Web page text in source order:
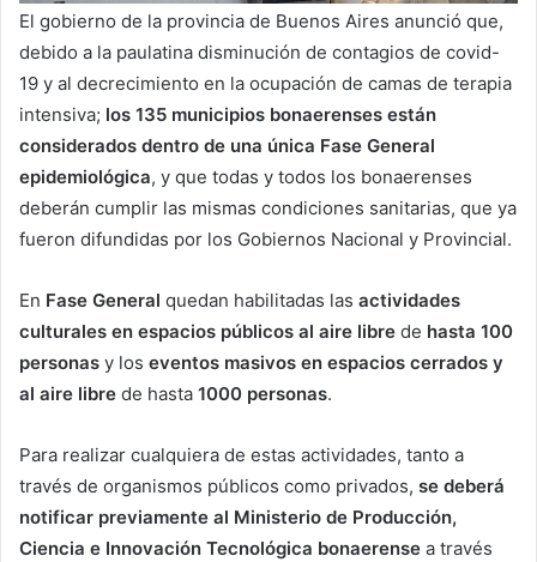
El gobierno de la provincia de Buenos Aires anunció que,
debido a la paulatina disminución de contagios de covid-
19 y al decrecimiento en la ocupación de camas de terapia
intensiva; los 135 municipios bonaerenses están
considerados dentro de una única Fase General
epidemiológica, y que todas y todos los bonaerenses
deberán cumplir las mismas condiciones sanitarias, que ya
fueron difundidas por los Gobiernos Nacional y Provincial.
En Fase General quedan habilitadas las actividades
culturales en espacios públicos al aire libre de hasta 100
personas y los eventos masivos en espacios cerrados y
al aire libre de hasta 1000 personas.
Para realizar cualquiera de estas actividades, tanto a
través de organismos públicos como privados, se deberá
notificar previamente al Ministerio de Producción,
Ciencia e Innovación Tecnológica bonaerense a través